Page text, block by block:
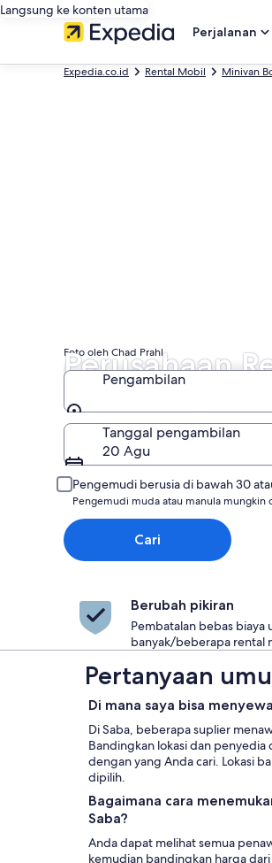
Langsung ke konten utama
Perjalanan
Expedia.co.id Rental Mobil Minivan
Perusahaan
Foto oleh Chad Prahl
Pengambilan
Pengambilan
Tanggal pengambilan
20 Agu
Pengemudi berusia di bawah 30
Pengemudi muda atau manula mungkin
Cari
Berubah pikiran
Pembatalan bebas biaya
banyak/beberapa rental
Pertanyaan
Di mana saya bisa
Di Saba, beberapa suplier
Bandingkan lokasi dan
dengan yang Anda cari. Lokasi
dipilih.
Bagaimana cara
Saba?
Anda dapat melihat semua
kemudian bandingkan harga